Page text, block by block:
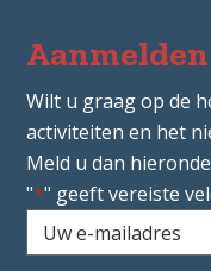
Aanmelden
Wilt u graag op de
activiteiten en het
Meld u dan
"*" geeft vereiste
Uw
e-